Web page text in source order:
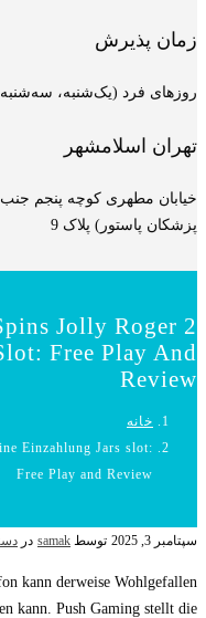
زمان پذیرش
روزهای فرد (یک‌شنبه، سه‌شنبه و
تهران اسلامشهر
خیابان مطهری کوچه پنجم جنب
پزشکان پاستور) پلاک 9
Jolly Roger 2
Free Play And
Review
خانه
Einzahlung Jars slot:
Free Play and Review
سپتامبر 3, 2025 توسط samak در
kann derweise Wohlgefallen
kann. Push Gaming stellt die